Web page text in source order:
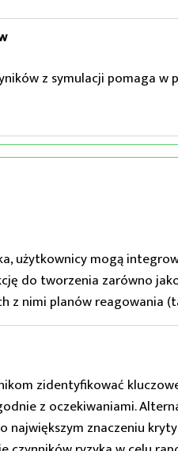
z symulacji pomaga
użytkownicy mogą
do tworzenia zarówno
z nimi planów reagowania
zidentyfikować
z oczekiwaniami.
największym znaczeniu